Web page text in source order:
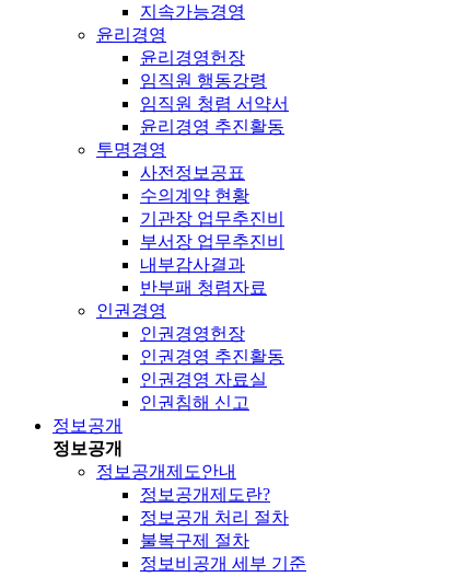
지속가능경영
윤리경영
윤리경영헌장
임직원 행동강령
임직원 청렴 서약서
윤리경영 추진활동
투명경영
사전정보공표
수의계약 현황
기관장 업무추진비
부서장 업무추진비
내부감사결과
반부패 청렴자료
인권경영
인권경영헌장
인권경영 추진활동
인권경영 자료실
인권침해 신고
정보공개
정보공개
정보공개제도안내
정보공개제도란?
정보공개 처리 절차
불복구제 절차
정보비공개 세부 기준